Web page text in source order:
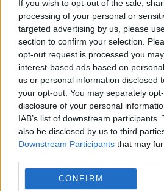
If you wish to opt-out of the sale,
processing of your personal or
targeted advertising by us, please
section to confirm your selection.
opt-out request is processed you
interest-based ads based on
us or personal information disclosed
your opt-out. You may separately
disclosure of your personal
IAB’s list of downstream
also be disclosed by us to third
Downstream Participants that may
CONFIRM
Τον Ιανουάριο, ο Τζαφάρ Παναχί
την καταστολή των
διαδηλώσεων στο Ιράν, η οποία
ζωή σε χιλιάδες ανθρώπους,
κυβερνητικές οργανώσεις.
Φυσιογνωμία του νέου κύματος
κινηματογράφου, τιμημένος
2015 στο Βερολίνο για το
Φοίνικα για την ταινία «Ένα
οποία είχε γυρίσει λαθραία στο